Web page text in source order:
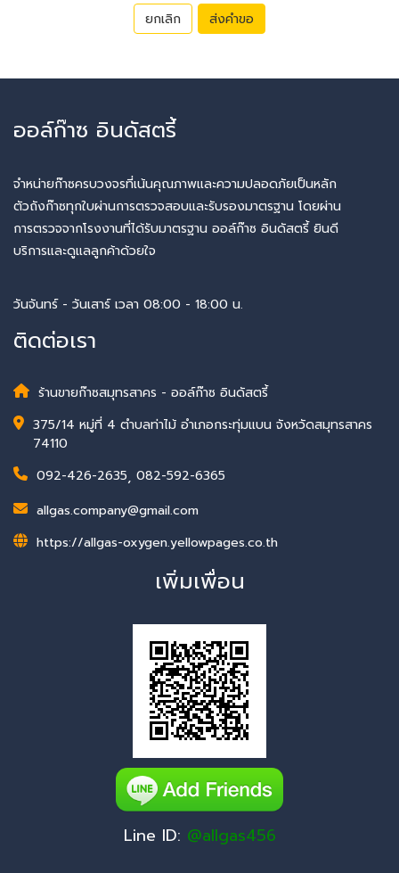
ยกเลิก ส่งคำขอ
ออล์ก๊าซ อินดัสตรี้
จำหน่ายก๊าซครบวงจรที่เน้นคุณภาพและความปลอดภัยเป็นหลัก
ตัวถังก๊าซทุกใบผ่านการตรวจสอบและรับรองมาตรฐาน โดยผ่าน
การตรวจจากโรงงานที่ได้รับมาตรฐาน ออล์ก๊าซ อินดัสตรี้ ยินดี
บริการและดูแลลูกค้าด้วยใจ
วันจันทร์ - วันเสาร์ เวลา 08:00 - 18:00 น.
ติดต่อเรา
ร้านขายก๊าซสมุทรสาคร - ออล์ก๊าซ อินดัสตรี้
375/14 หมู่ที่ 4 ตำบลท่าไม้ อำเภอกระทุ่มแบน จังหวัดสมุทรสาคร
74110
092-426-2635, 082-592-6365
allgas.company@gmail.com
https://allgas-oxygen.yellowpages.co.th
เพิ่มเพื่อน
Line ID: @allgas456